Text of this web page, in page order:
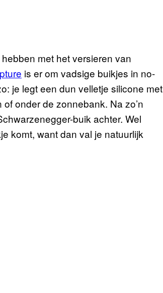
met het versieren van
is er om vadsige buikjes in no-
je legt een dun velletje silicone met
onder de zonnebank. Na zo’n
buik achter. Wel
komt, want dan val je natuurlijk